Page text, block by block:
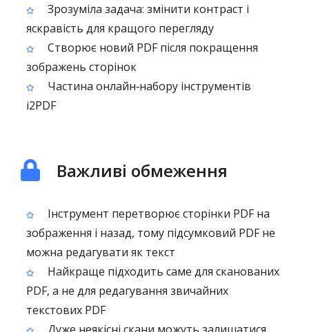
Зрозуміла задача: змінити контраст і
яскравість для кращого перегляду
Створює новий PDF після покращення
зображень сторінок
Частина онлайн‑набору інструментів
i2PDF
Важливі обмеження
Інструмент перетворює сторінки PDF на
зображення і назад, тому підсумковий PDF не
можна редагувати як текст
Найкраще підходить саме для сканованих
PDF, а не для редагування звичайних
текстових PDF